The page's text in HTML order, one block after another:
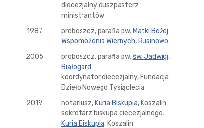
diecezjalny duszpasterz
ministrantów
1987 proboszcz, parafia pw. Matki Bożej
Wspomożenia Wiernych, Rusinowo
2005 proboszcz, parafia pw. św. Jadwigi,
Białogard
koordynator diecezjalny, Fundacja
Dzieło Nowego Tysiąclecia
2019 notariusz, Kuria Biskupia, Koszalin
sekretarz biskupa diecezjalnego,
Kuria Biskupia, Koszalin